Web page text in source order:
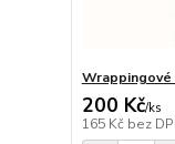
200 Kč/ks
165 Kč bez